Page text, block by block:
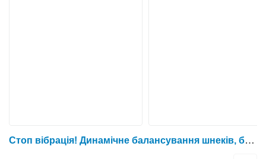
Стоп вібрація! Динамічне балансування шнеків, барабанів, валів та варіаторів для всіх видів комбайнів!